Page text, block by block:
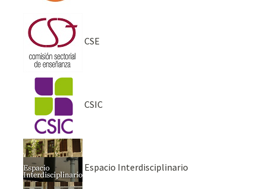
CSE
CSIC
Espacio Interdisciplinario